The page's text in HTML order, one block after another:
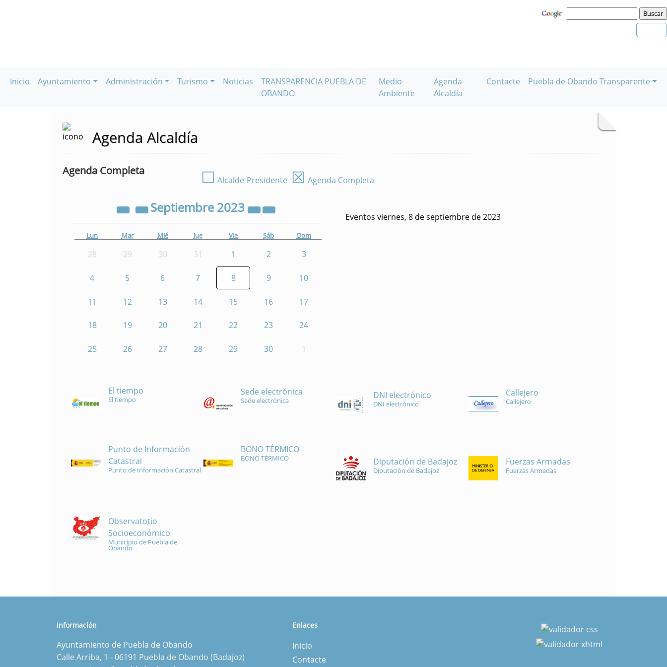
Inicio Ayuntamiento Administración Turismo Noticias
TRANSPARENCIA PUEBLA DE
OBANDO
Medio
Ambiente
Agenda
Alcaldía
Contacte Puebla de Obando Transparente
Agenda Alcaldía
Agenda Completa ☐ Alcalde-Presidente ☒ Agenda Completa
Septiembre2023
Lun Mar Mié Jue Vie Sáb Dom
28 29 30 31 1 2 3
4 5 6 7 8 9 10
11 12 13 14 15 16 17
18 19 20 21 22 23 24
25 26 27 28 29 30 1
Eventos viernes, 8 de septiembre de 2023
El tiempo
El tiempo
Sede electrónica
Sede electrónica DNI electrónico
DNI electrónico
Callejero
Callejero
Punto de Información
Catastral
Punto de Información Catastral
BONO TÉRMICO
BONO TÉRMICO Diputación de Badajoz
Diputación de Badajoz
Fuerzas Armadas
Fuerzas Armadas
Observatotio
Socioeconómico
Municipio de Puebla de
Obando
Información
Ayuntamiento de Puebla de Obando
Calle Arriba, 1 - 06191 Puebla de Obando (Badajoz)
Enlaces
Inicio
Contacte